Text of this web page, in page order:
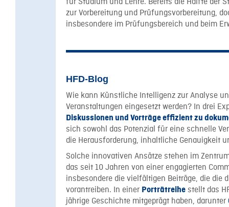
für Studium und Lehre. Bereits die Hälfte der
zur Vorbereitung und Prüfungsvorbereitung,
insbesondere im Prüfungsbereich und beim
HFD-Blog
Wie kann Künstliche Intelligenz zur Analyse
Veranstaltungen eingesetzt werden? In drei
Diskussionen und Vorträge effizient zu
sich sowohl das Potenzial für eine schnelle
die Herausforderung, inhaltliche Genauigkeit
Solche innovativen Ansätze stehen im
das seit 10 Jahren von einer engagierten
insbesondere die vielfältigen Beiträge, die
vorantreiben. In einer Porträtreihestellt das
jährige Geschichte mitgeprägt haben, darunter